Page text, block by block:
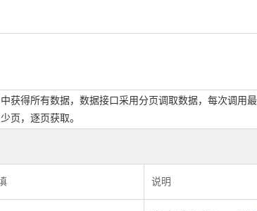
获得所有数据，数据接口采用分页调取数据，每次调用
页，逐页获取。
说明